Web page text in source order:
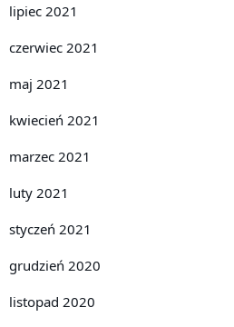
lipiec 2021
czerwiec 2021
maj 2021
kwiecień 2021
marzec 2021
luty 2021
styczeń 2021
grudzień 2020
listopad 2020